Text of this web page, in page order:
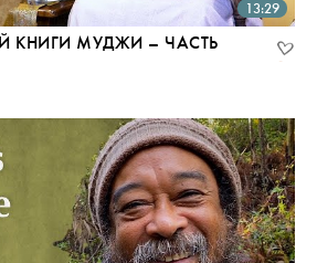
13:29
КНИГИ МУДЖИ – ЧАСТЬ